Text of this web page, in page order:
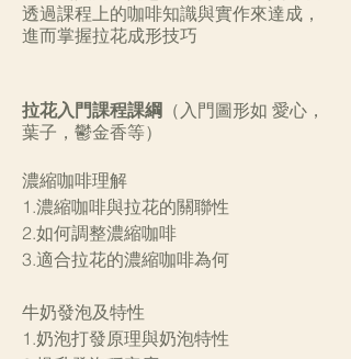
透過課程上的咖啡知識與實作來達成，
進而掌握拉花成形技巧
拉花入門課程課綱 （入門圖形如 愛心，
葉子，鬱金香等）
濃縮咖啡理解
1.濃縮咖啡與拉花的關聯性
2.如何調整濃縮咖啡
3.適合拉花的濃縮咖啡為何
牛奶發泡及特性
1.奶泡打發原理與奶泡特性